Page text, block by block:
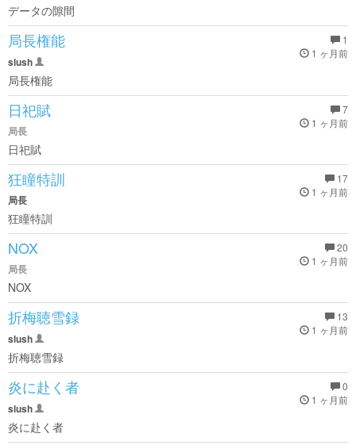
データの隙間
1
1 ヶ月前
局長権能
slush
局長権能
7
1 ヶ月前
日祀賦
局長
日祀賦
17
1 ヶ月前
狂瞳特訓
局長
狂瞳特訓
20
1 ヶ月前
NOX
局長
NOX
13
1 ヶ月前
折梅聴雪録
slush
折梅聴雪録
0
1 ヶ月前
炎に赴く者
slush
炎に赴く者